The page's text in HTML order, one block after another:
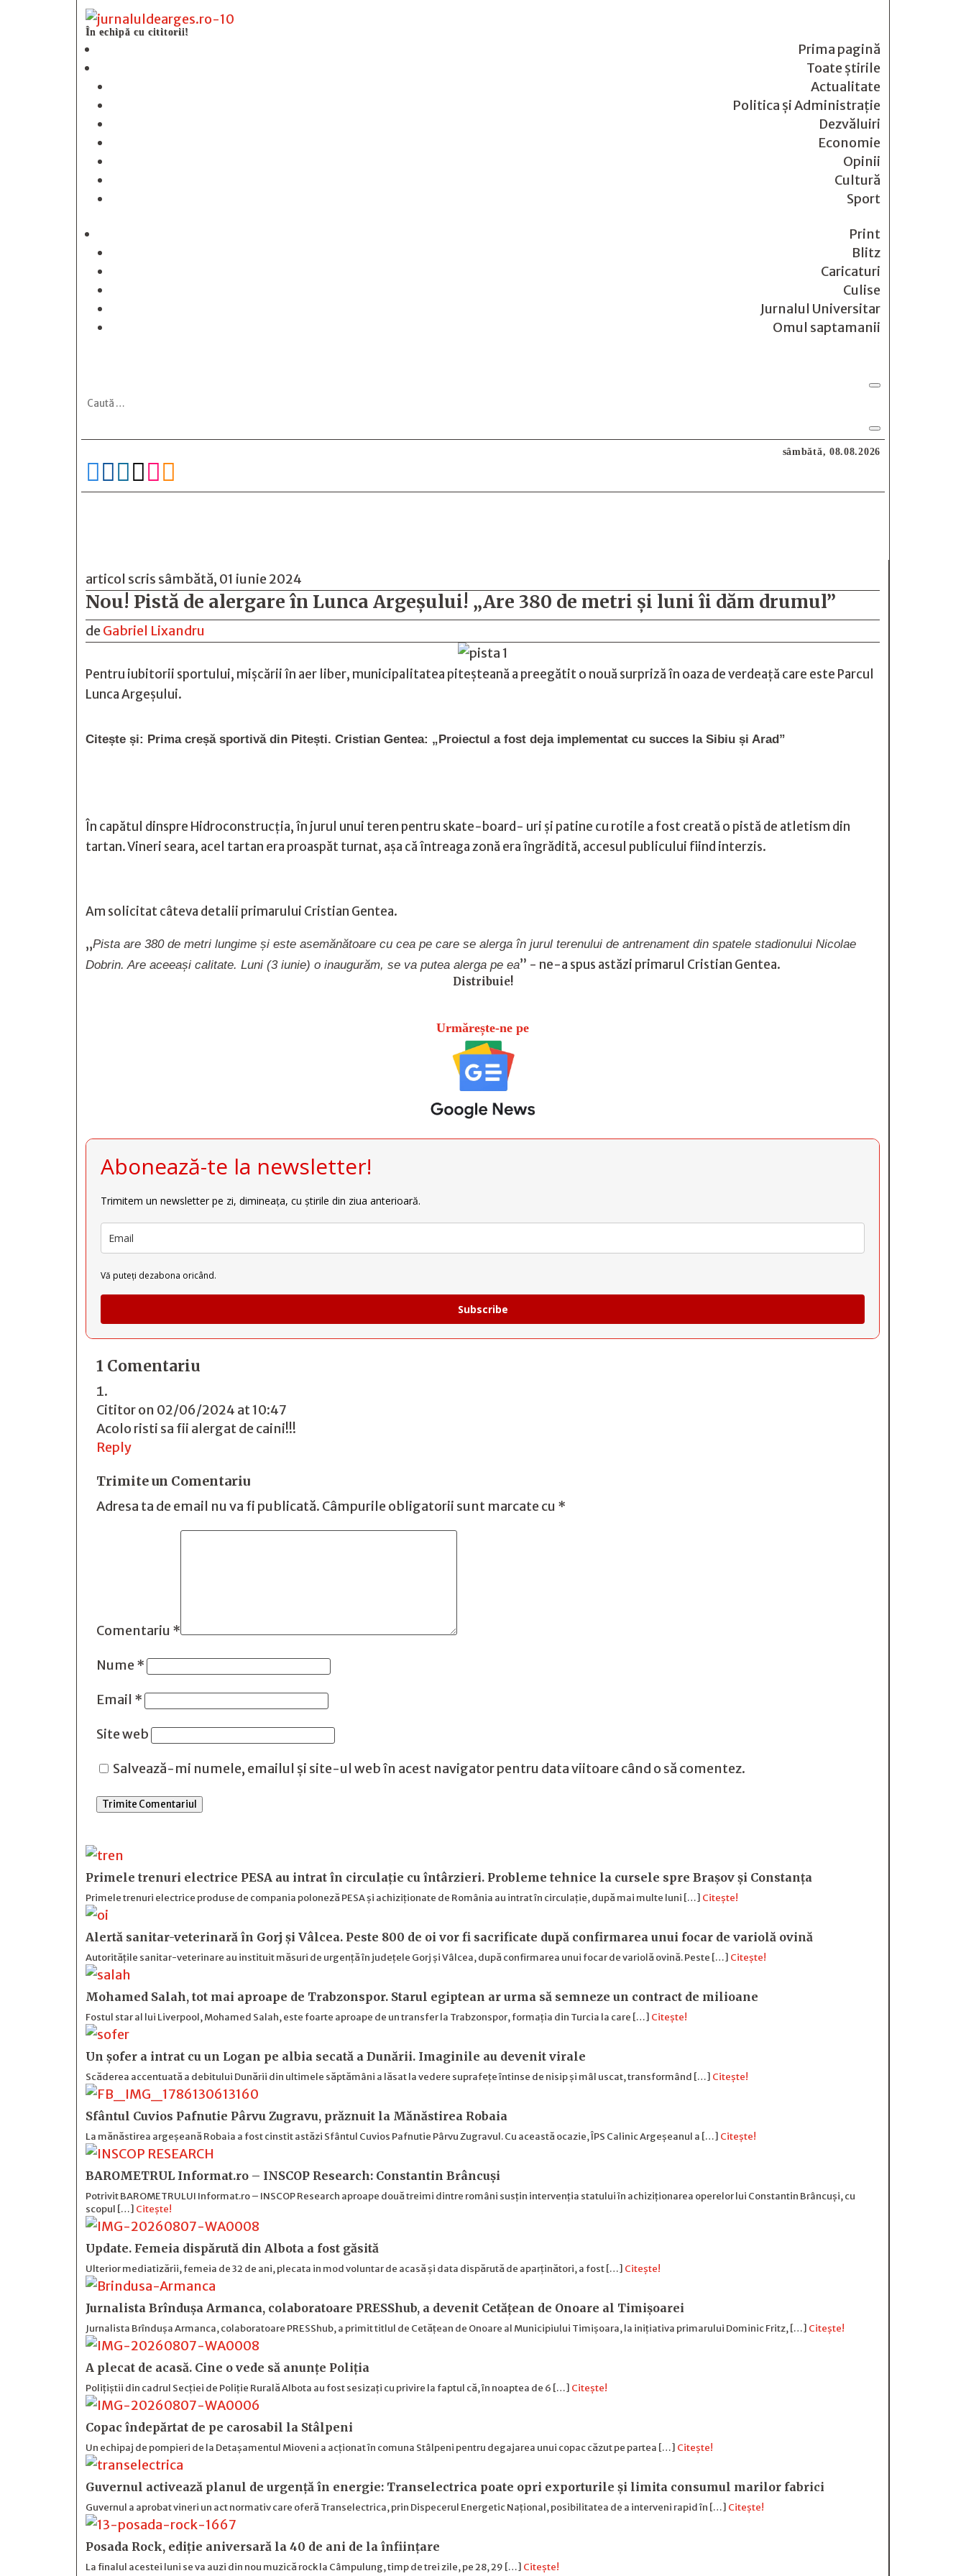
În echipă cu cititorii!
Prima pagină
Toate știrile
Actualitate
Politica și Administrație
Dezvăluiri
Economie
Opinii
Cultură
Sport
Print
Blitz
Caricaturi
Culise
Jurnalul Universitar
Omul saptamanii
sâmbătă, 08.08.2026

articol scris sâmbătă, 01 iunie 2024
Nou! Pistă de alergare în Lunca Argeșului! „Are 380 de metri și luni îi dăm drumul”
de Gabriel Lixandru
Pentru iubitorii sportului, mișcării în aer liber, municipalitatea piteșteană a preegătit o nouă surpriză în oaza de verdeață care este Parcul
Lunca Argeșului.
Citește și: Prima creșă sportivă din Pitești. Cristian Gentea: „Proiectul a fost deja implementat cu succes la Sibiu și Arad”
În capătul dinspre Hidroconstrucția, în jurul unui teren pentru skate-board- uri și patine cu rotile a fost creată o pistă de atletism din
tartan. Vineri seara, acel tartan era proaspăt turnat, așa că întreaga zonă era îngrădită, accesul publicului fiind interzis.
Am solicitat câteva detalii primarului Cristian Gentea.
„Pista are 380 de metri lungime și este asemănătoare cu cea pe care se alerga în jurul terenului de antrenament din spatele stadionului Nicolae
Dobrin. Are aceeași calitate. Luni (3 iunie) o inaugurăm, se va putea alerga pe ea” - ne-a spus astăzi primarul Cristian Gentea.
Distribuie!
Urmărește-ne pe
Abonează-te la newsletter!
Trimitem un newsletter pe zi, dimineața, cu știrile din ziua anterioară.
Vă puteți dezabona oricând.
Subscribe
1 Comentariu
Cititoron 02/06/2024 at 10:47
Acolo risti sa fii alergat de caini!!!
Reply
Trimite un Comentariu
Adresa ta de email nu va fi publicată. Câmpurile obligatorii sunt marcate cu *
Comentariu *
Nume *
Email *
Site web
Salvează-mi numele, emailul și site-ul web în acest navigator pentru data viitoare când o să comentez.
Trimite Comentariul
Primele trenuri electrice PESA au intrat în circulație cu întârzieri. Probleme tehnice la cursele spre Brașov și Constanța
Primele trenuri electrice produse de compania poloneză PESA și achiziționate de România au intrat în circulație, după mai multe luni […] Citește!
Alertă sanitar-veterinară în Gorj și Vâlcea. Peste 800 de oi vor fi sacrificate după confirmarea unui focar de variolă ovină
Autoritățile sanitar-veterinare au instituit măsuri de urgență în județele Gorj și Vâlcea, după confirmarea unui focar de variolă ovină. Peste […] Citește!
Mohamed Salah, tot mai aproape de Trabzonspor. Starul egiptean ar urma să semneze un contract de milioane
Fostul star al lui Liverpool, Mohamed Salah, este foarte aproape de un transfer la Trabzonspor, formația din Turcia la care […] Citește!
Un șofer a intrat cu un Logan pe albia secată a Dunării. Imaginile au devenit virale
Scăderea accentuată a debitului Dunării din ultimele săptămâni a lăsat la vedere suprafețe întinse de nisip și mâl uscat, transformând […] Citește!
Sfântul Cuvios Pafnutie Pârvu Zugravu, prăznuit la Mănăstirea Robaia
La mănăstirea argeșeană Robaia a fost cinstit astăzi Sfântul Cuvios Pafnutie Pârvu Zugravul. Cu această ocazie, ÎPS Calinic Argeșeanul a […] Citește!
BAROMETRUL Informat.ro – INSCOP Research: Constantin Brâncuși
Potrivit BAROMETRULUI Informat.ro – INSCOP Research aproape două treimi dintre români susțin intervenția statului în achiziționarea operelor lui Constantin Brâncuși, cu
scopul […] Citește!
Update. Femeia dispărută din Albota a fost găsită
Ulterior mediatizării, femeia de 32 de ani, plecata in mod voluntar de acasă și data dispărută de aparținători, a fost […] Citește!
Jurnalista Brîndușa Armanca, colaboratoare PRESShub, a devenit Cetățean de Onoare al Timișoarei
Jurnalista Brîndușa Armanca, colaboratoare PRESShub, a primit titlul de Cetățean de Onoare al Municipiului Timișoara, la inițiativa primarului Dominic Fritz, […] Citește!
A plecat de acasă. Cine o vede să anunțe Poliția
Polițiștii din cadrul Secției de Poliție Rurală Albota au fost sesizați cu privire la faptul că, în noaptea de 6 […] Citește!
Copac îndepărtat de pe carosabil la Stâlpeni
Un echipaj de pompieri de la Detașamentul Mioveni a acționat în comuna Stâlpeni pentru degajarea unui copac căzut pe partea […] Citește!
Guvernul activează planul de urgență în energie: Transelectrica poate opri exporturile și limita consumul marilor fabrici
Guvernul a aprobat vineri un act normativ care oferă Transelectrica, prin Dispecerul Energetic Național, posibilitatea de a interveni rapid în […] Citește!
Posada Rock, ediţie aniversară la 40 de ani de la înfiinţare
La finalul acestei luni se va auzi din nou muzică rock la Câmpulung, timp de trei zile, pe 28, 29 […] Citește!